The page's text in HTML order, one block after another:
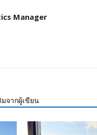
Manager
มจากผู้เขียน